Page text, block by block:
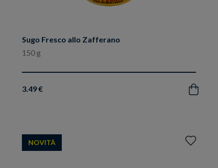
Sugo Fresco allo Zafferano
150 g
3.49 € Acquista
NOVITÀ
Aggiungi